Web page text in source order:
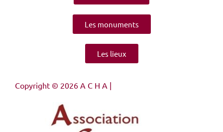
Les monuments
Les lieux
Copyright © 2026 A C H A |